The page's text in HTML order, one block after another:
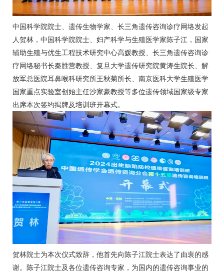
中国科学院院士、遗传生物学家、长三角遗传咨询诊疗网络发起
人贺林，中国科学院院士、妇产科学与生殖医学家陈子江，国家
辅助生殖与优生工程技术研究中心高媛教授、长三角遗传咨询诊
疗网络秘书长秦胜营教授、复旦大学遗传研究院黄涛生院长、解
放军总医院耳鼻喉科研究所王秋菊所长、南京医科大学生殖医学
国家重点实验室创始主任沙家豪教授等多位遗传领域国家级专家
出席本次签约揭牌及培训班开幕式。
贺林院士为本次仪式致辞，他首先向陈子江院士表达了由衷的感
谢。陈子江院士及各位遗传咨询专家，为国内的遗传咨询事业的